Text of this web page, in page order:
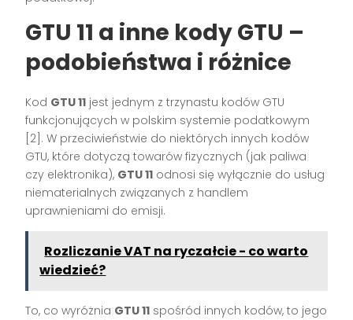
GTU 11 a inne kody GTU –
podobieństwa i różnice
Kod GTU 11 jest jednym z trzynastu kodów GTU
funkcjonujących w polskim systemie podatkowym
[2]. W przeciwieństwie do niektórych innych kodów
GTU, które dotyczą towarów fizycznych (jak paliwa
czy elektronika), GTU 11 odnosi się wyłącznie do usług
niematerialnych związanych z handlem
uprawnieniami do emisji.
Rozliczanie VAT na ryczałcie - co warto
wiedzieć?
To, co wyróżnia GTU 11 spośród innych kodów, to jego